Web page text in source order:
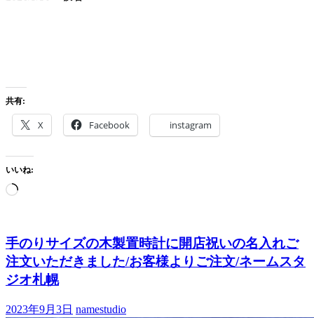
共有:
X Facebook instagram
いいね:
手のりサイズの木製置時計に開店祝いの名入れご
注文いただきました/お客様よりご注文/ネームスタ
ジオ札幌
2023年9月3日 namestudio